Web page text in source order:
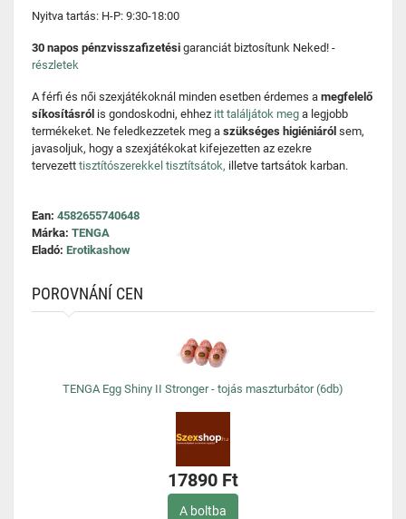
Nyitva tartás: H-P: 9:30-18:00
30 napos pénzvisszafizetési garanciát biztosítunk Neked! -
részletek
A férfi és női szexjátékoknál minden esetben érdemes a megfelelő
síkosításról is gondoskodni, ehhez itt találjátok meg a legjobb
termékeket. Ne feledkezzetek meg a szükséges higiéniáról sem,
javasoljuk, hogy a szexjátékokat kifejezetten az ezekre
tervezett tisztítószerekkel tisztítsátok, illetve tartsátok karban.
Ean: 4582655740648
Márka: TENGA
Eladó: Erotikashow
POROVNÁNÍ CEN
TENGA Egg Shiny II Stronger - tojás maszturbátor (6db)
17890 Ft
A boltba